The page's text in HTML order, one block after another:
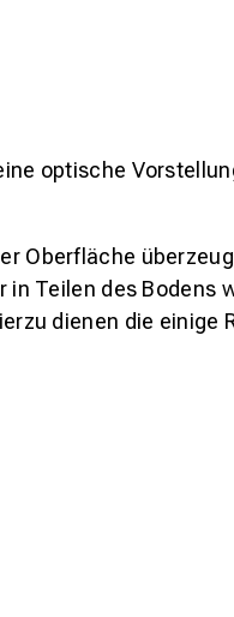
optische
Oberfläche
Teilen des Bodens
dienen die einige